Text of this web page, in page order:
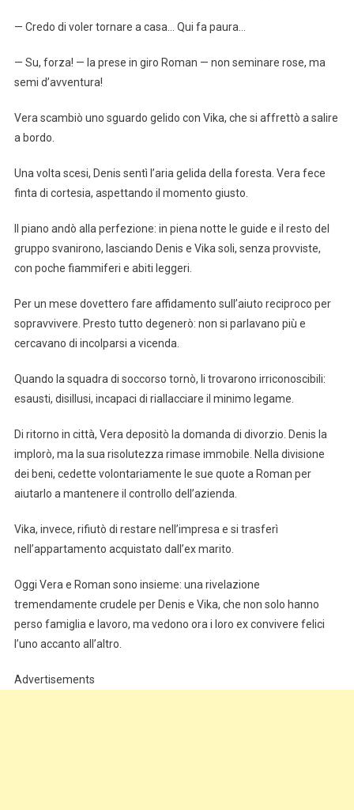
— Credo di voler tornare a casa… Qui fa paura…
— Su, forza! — la prese in giro Roman — non seminare rose, ma
semi d’avventura!
Vera scambiò uno sguardo gelido con Vika, che si affrettò a salire
a bordo.
Una volta scesi, Denis sentì l’aria gelida della foresta. Vera fece
finta di cortesia, aspettando il momento giusto.
Il piano andò alla perfezione: in piena notte le guide e il resto del
gruppo svanirono, lasciando Denis e Vika soli, senza provviste,
con poche fiammiferi e abiti leggeri.
Per un mese dovettero fare affidamento sull’aiuto reciproco per
sopravvivere. Presto tutto degenerò: non si parlavano più e
cercavano di incolparsi a vicenda.
Quando la squadra di soccorso tornò, li trovarono irriconoscibili:
esausti, disillusi, incapaci di riallacciare il minimo legame.
Di ritorno in città, Vera depositò la domanda di divorzio. Denis la
implorò, ma la sua risolutezza rimase immobile. Nella divisione
dei beni, cedette volontariamente le sue quote a Roman per
aiutarlo a mantenere il controllo dell’azienda.
Vika, invece, rifiutò di restare nell’impresa e si trasferì
nell’appartamento acquistato dall’ex marito.
Oggi Vera e Roman sono insieme: una rivelazione
tremendamente crudele per Denis e Vika, che non solo hanno
perso famiglia e lavoro, ma vedono ora i loro ex convivere felici
l’uno accanto all’altro.
Advertisements